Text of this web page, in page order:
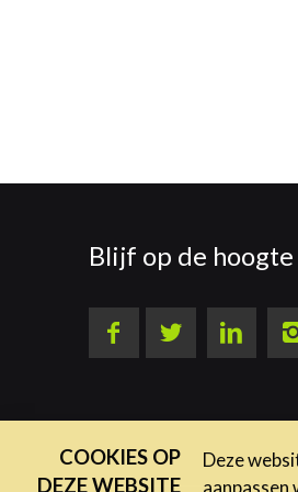
Blijf op de hoogte
COOKIES OP
DEZE WEBSITE
Deze
aanpassen